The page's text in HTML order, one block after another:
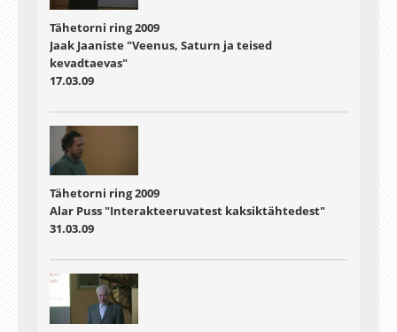
Tähetorni ring 2009
Jaak Jaaniste "Veenus, Saturn ja teised
kevadtaevas"
17.03.09
Tähetorni ring 2009
Alar Puss "Interakteeruvatest kaksiktähtedest"
31.03.09